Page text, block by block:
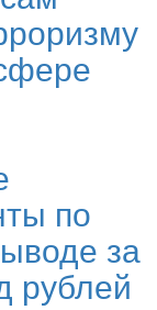
по
за
рублей